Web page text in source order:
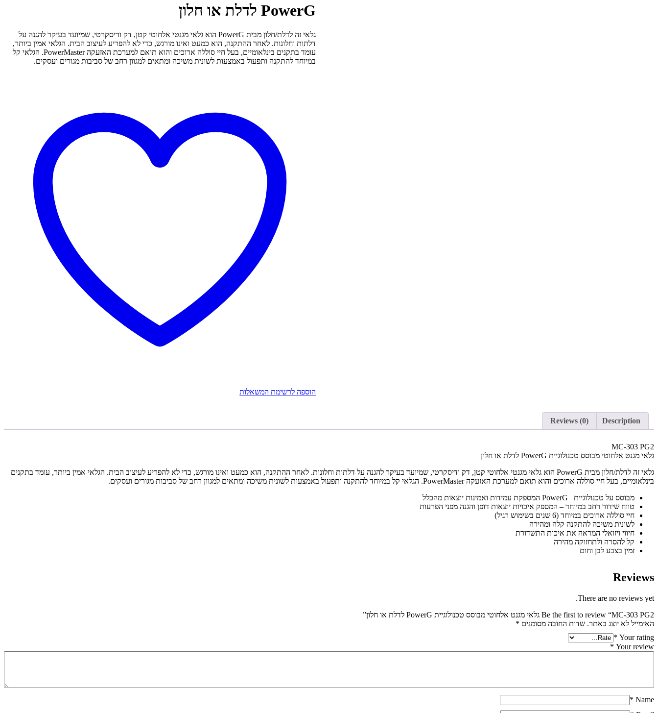
PowerG לדלת או חלון
גלאי זה לדלת/חלון מבית PowerG הוא גלאי מגנטי אלחוטי קטן, דק ודיסקרטי, שמיועד בעיקר להגנה על
דלתות וחלונות. לאחר ההתקנה, הוא כמעט ואינו מורגש, כדי לא להפריע לעיצוב הבית. הגלאי אמין ביותר,
עומד בתקנים בינלאומיים, בעל חיי סוללה ארוכים והוא תואם למערכת האזעקה PowerMaster. הגלאי קל
במיוחד להתקנה ותפעול באמצעות לשונית משיכה ומתאים למגוון רחב של סביבות מגורים ועסקים.
הוספה לרשימת המשאלות
Description
Reviews (0)
MC-303 PG2
גלאי מגנט אלחוטי מבוסס טכנולוגיית PowerG לדלת או חלון
גלאי זה לדלת/חלון מבית PowerG הוא גלאי מגנטי אלחוטי קטן, דק ודיסקרטי, שמיועד בעיקר להגנה על דלתות וחלונות. לאחר ההתקנה, הוא כמעט ואינו מורגש, כדי לא להפריע לעיצוב הבית. הגלאי אמין ביותר, עומד בתקנים
בינלאומיים, בעל חיי סוללה ארוכים והוא תואם למערכת האזעקה PowerMaster. הגלאי קל במיוחד להתקנה ותפעול באמצעות לשונית משיכה ומתאים למגוון רחב של סביבות מגורים ועסקים.
מבוסס על טכנולוגיית PowerG המספקת עמידות ואמינות יוצאות מהכלל
טווח שידור רחב במיוחד – המספק איכויות יוצאות דופן והגנה מפני הפרעות
חיי סוללה ארוכים במיוחד (6 שנים בשימוש רגיל)
לשונית משיכה להתקנה קלה ומהירה
חיווי ויזואלי המראה את איכות התשדורת
קל להסרה ולתחזוקה מהירה
זמין בצבע לבן וחום
Reviews
There are no reviews yet.
Be the first to review “MC-303 PG2 גלאי מגנט אלחוטי מבוסס טכנולוגיית PowerG לדלת או חלון”
האימייל לא יוצג באתר. שדות החובה מסומנים *
Your rating
*
Your review
*
Name
*